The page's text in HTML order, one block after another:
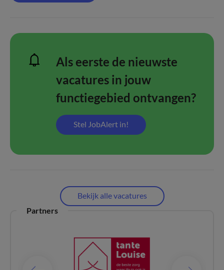
Als eerste de nieuwste
vacatures in jouw
functiegebied ontvangen?
Stel JobAlert in!
Bekijk alle vacatures
Partners